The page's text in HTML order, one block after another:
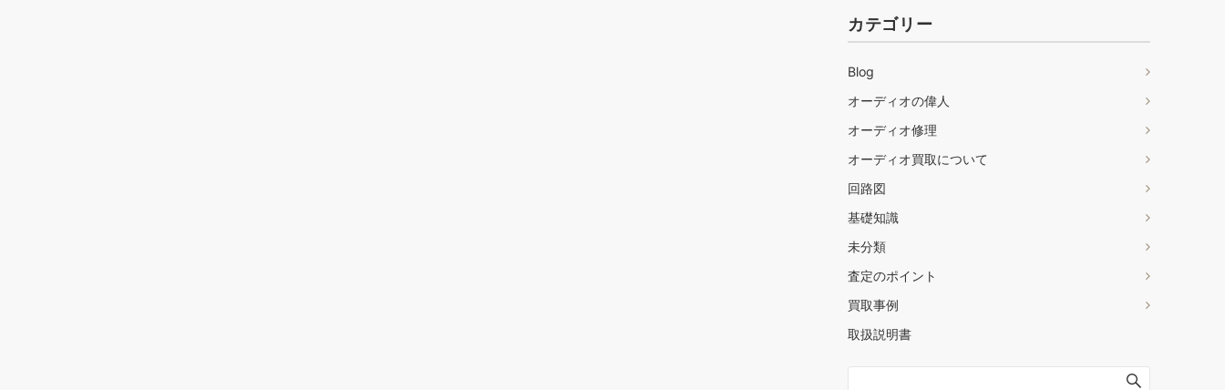
カテゴリー
Blog
オーディオの偉人
オーディオ修理
オーディオ買取について
回路図
基礎知識
未分類
査定のポイント
買取事例
取扱説明書